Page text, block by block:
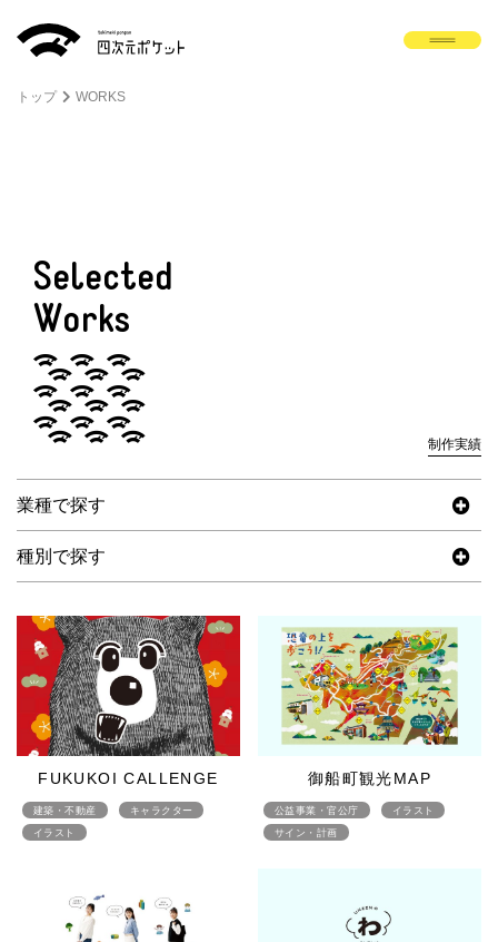
トップ WORKS
Selected
Works
制作実績
業種で探す
種別で探す
FUKUKOI CALLENGE
建築・不動産
キャラクター
イラスト
御船町観光MAP
公益事業・官公庁
イラスト
サイン・計画